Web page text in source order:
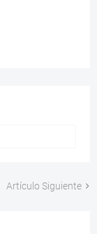
Artículo Siguiente